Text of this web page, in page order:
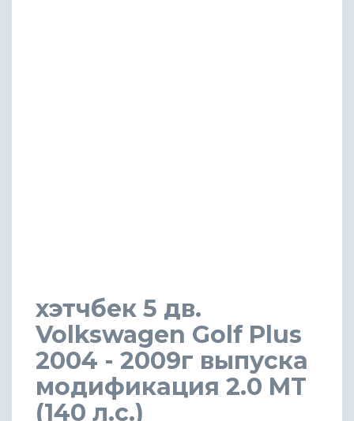
хэтчбек 5 дв.
Volkswagen Golf Plus
2004 - 2009г выпуска
модификация 2.0 MT
(140 л.с.)